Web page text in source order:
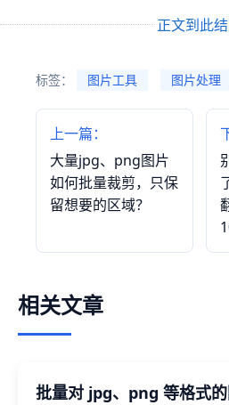
正文到此
标签： 图片工具 图片处理
上一篇：
大量jpg、png图片
如何批量裁剪，只保
留想要的区域？
相关文章
批量对 jpg、png 等格式